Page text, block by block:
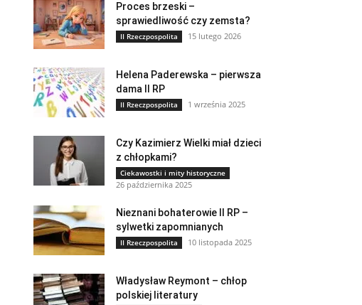
Proces brzeski –
sprawiedliwość czy zemsta?
II Rzeczpospolita 15 lutego 2026
Helena Paderewska – pierwsza
dama II RP
II Rzeczpospolita 1 września 2025
Czy Kazimierz Wielki miał dzieci
z chłopkami?
Ciekawostki i mity historyczne
26 października 2025
Nieznani bohaterowie II RP –
sylwetki zapomnianych
II Rzeczpospolita 10 listopada 2025
Władysław Reymont – chłop
polskiej literatury